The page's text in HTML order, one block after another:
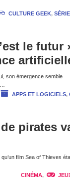
CULTURE GEEK,
le futur
son émergence semble
APPS ET LOGICIELS,
pirates
film Sea of Thieves
CINÉMA,